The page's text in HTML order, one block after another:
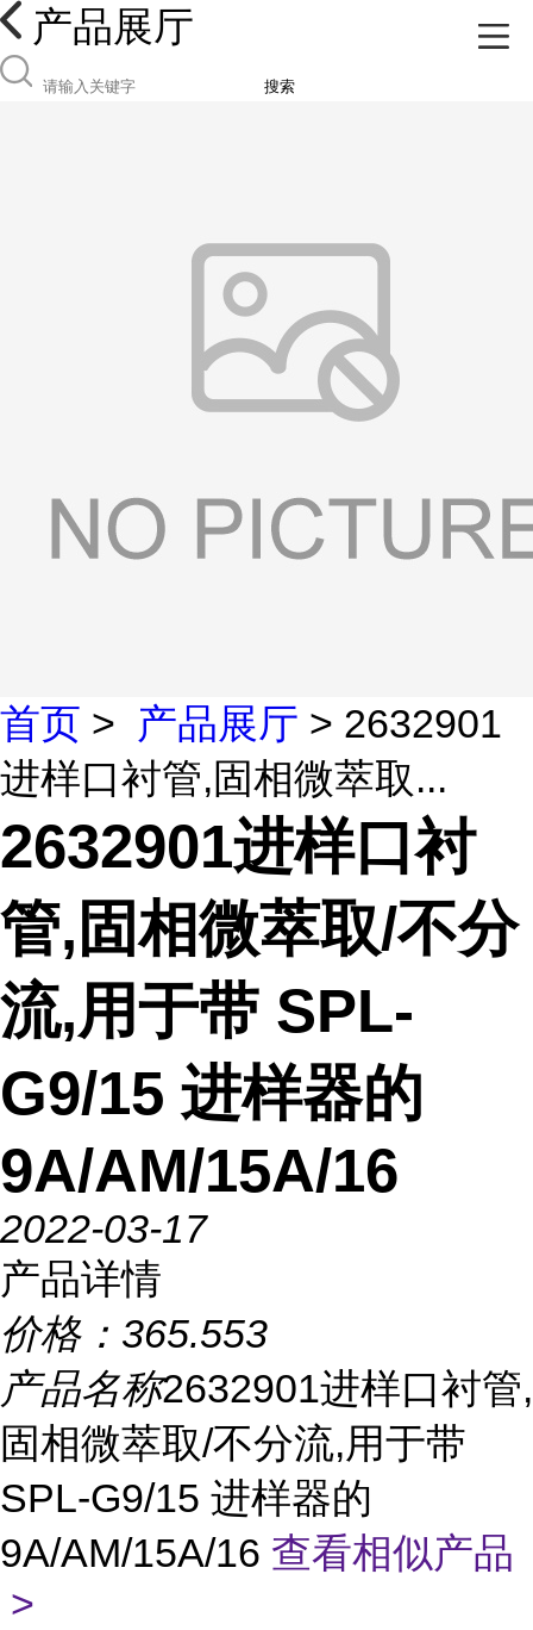
产品展厅
搜索
首页 > 产品展厅 > 2632901
进样口衬管,固相微萃取...
2632901进样口衬
管,固相微萃取/不分
流,用于带 SPL-
G9/15 进样器的
9A/AM/15A/16
2022-03-17
产品详情
价格： 365.553
产品名称2632901进样口衬管,
固相微萃取/不分流,用于带
SPL-G9/15 进样器的
9A/AM/15A/16 查看相似产品
>